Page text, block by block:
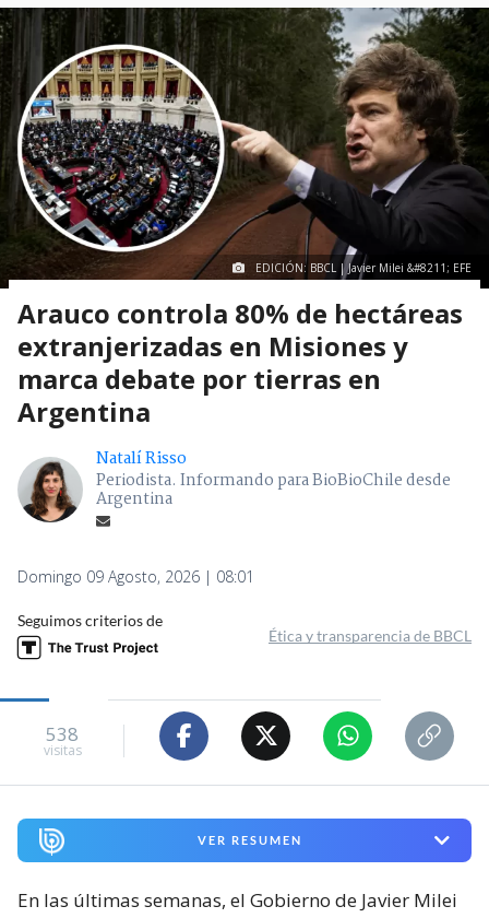
EDICIÓN: BBCL | Javier Milei &#8211; EFE
Arauco controla 80% de hectáreas
extranjerizadas en Misiones y
marca debate por tierras en
Argentina
Natalí Risso
Periodista. Informando para BioBioChile desde
Argentina
Domingo 09 Agosto, 2026 | 08:01
Seguimos criterios de
Ética y transparencia de BBCL
538
visitas
VER RESUMEN
En las últimas semanas, el Gobierno de Javier Milei